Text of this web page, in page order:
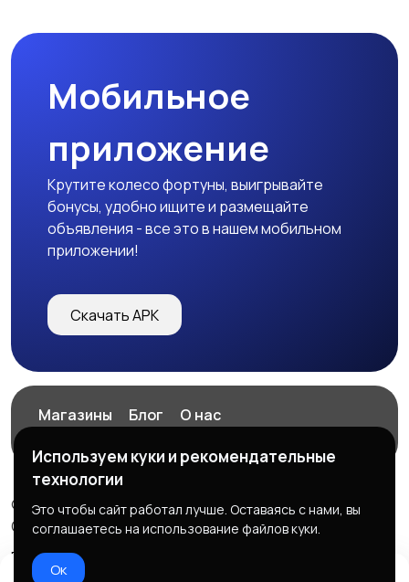
Мобильное
приложение
Крутите колесо фортуны, выигрывайте
бонусы, удобно ищите и размещайте
объявления - все это в нашем мобильном
приложении!
Скачать APK
Магазины Блог
О нас
© 2026 ExZz.ru - Маркетплейс Экспресс Заказ
ООО "ЭКЗЗ", ОГРН: 888333777444
Правила сервиса
Используем куки и рекомендательные
технологии
Это чтобы сайт работал лучше. Оставаясь с нами, вы
соглашаетесь на использование файлов куки.
Ок